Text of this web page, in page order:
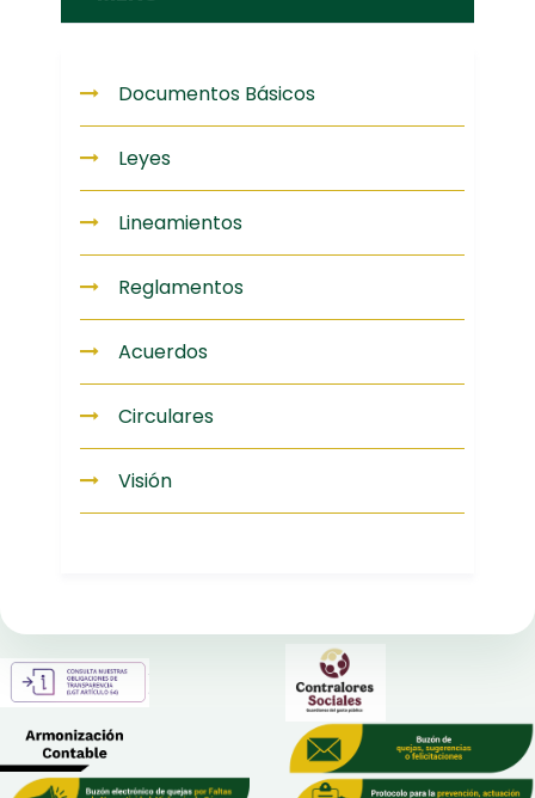
Documentos Básicos
Leyes
Lineamientos
Reglamentos
Acuerdos
Circulares
Visión